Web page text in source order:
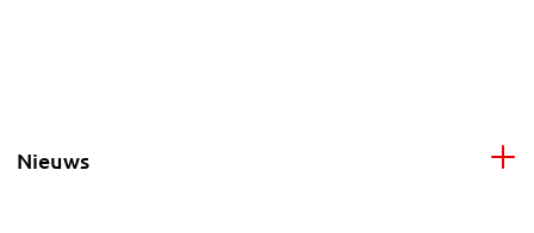
Nieuws